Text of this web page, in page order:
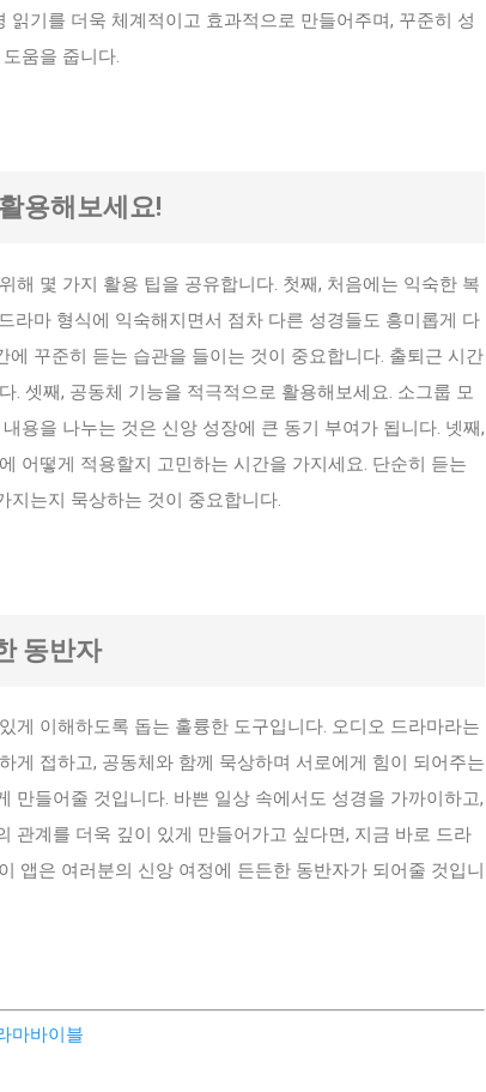
읽기를 더욱 체계적이고 효과적으로 만들어주며, 꾸준히 성
움을 줍니다.
용해보세요!
해 몇 가지 활용 팁을 공유합니다. 첫째, 처음에는 익숙한 복
라마 형식에 익숙해지면서 점차 다른 성경들도 흥미롭게 다
에 꾸준히 듣는 습관을 들이는 것이 중요합니다. 출퇴근 시간
. 셋째, 공동체 기능을 적극적으로 활용해보세요. 소그룹 모
용을 나누는 것은 신앙 성장에 큰 동기 부여가 됩니다. 넷째,
어떻게 적용할지 고민하는 시간을 가지세요. 단순히 듣는
지는지 묵상하는 것이 중요합니다.
동반자
게 이해하도록 돕는 훌륭한 도구입니다. 오디오 드라마라는
게 접하고, 공동체와 함께 묵상하며 서로에게 힘이 되어주는
만들어줄 것입니다. 바쁜 일상 속에서도 성경을 가까이하고,
관계를 더욱 깊이 있게 만들어가고 싶다면, 지금 바로 드라
앱은 여러분의 신앙 여정에 든든한 동반자가 되어줄 것입니
마바이블